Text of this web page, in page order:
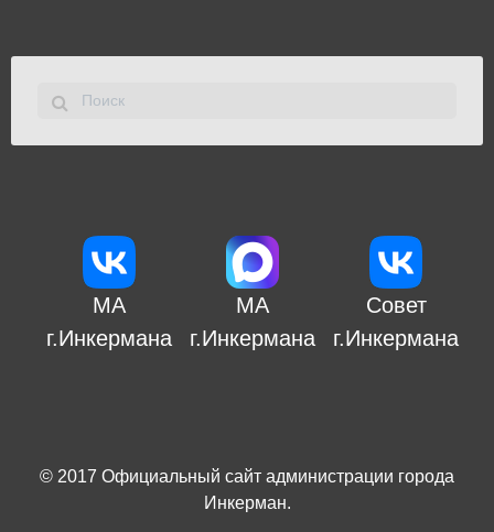
МА
г.Инкермана
МА
г.Инкермана
Совет
г.Инкермана
© 2017 Официальный сайт администрации города
Инкерман.